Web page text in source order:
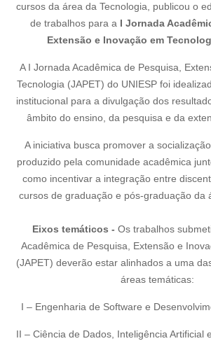
cursos da área da Tecnologia, publicou o
de trabalhos para a I Jornada
Extensão e Inovação em
A I Jornada Acadêmica de Pesquisa,
Tecnologia (JAPET) do UNIESP foi
institucional para a divulgação dos
âmbito do ensino, da pesquisa e da
A iniciativa busca promover a
produzido pela comunidade acadêmica
como incentivar a integração entre
cursos de graduação e pós-graduação da
Eixos temáticos - Os trabalhos
Acadêmica de Pesquisa, Extensão e
(JAPET) deverão estar alinhados a uma
áreas temáticas:
I – Engenharia de Software e
II – Ciência de Dados, Inteligência Artificial